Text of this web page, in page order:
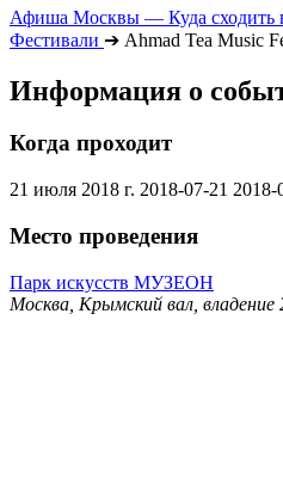
Афиша Москвы — Куда сходить
Фестивали ➔ Ahmad Tea Music
Информация о
Когда проходит
21 июля 2018 г. 2018-07-21 2018-
Место проведения
Парк искусств МУЗЕОН
Москва, Крымский вал, владение